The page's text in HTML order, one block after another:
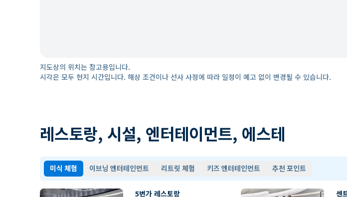
지도상의 위치는 참고용입니다.
시각은 모두 현지 시간입니다. 해상 조건이나 선사 사정에 따라 일정이 예고 없이 변경될 수 있습니다.
레스토랑, 시설, 엔터테이먼트, 에스테
미식 체험 이브닝 엔터테인먼트 리트릿 체험 키즈 엔터테인먼트 추천 포인트
5번가 레스토랑 센